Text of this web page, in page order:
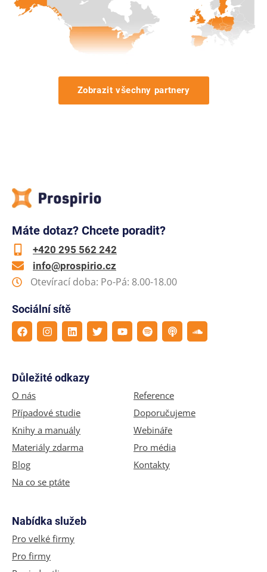
Zobrazit všechny partnery
Máte dotaz? Chcete poradit?
+420 295 562 242
info@prospirio.cz
Otevírací doba: Po-Pá: 8.00-18.00
Sociální sítě
Důležité odkazy
O nás
Případové studie
Knihy a manuály
Materiály zdarma
Blog
Na co se ptáte
Reference
Doporučujeme
Webináře
Pro média
Kontakty
Nabídka služeb
Pro velké firmy
Pro firmy